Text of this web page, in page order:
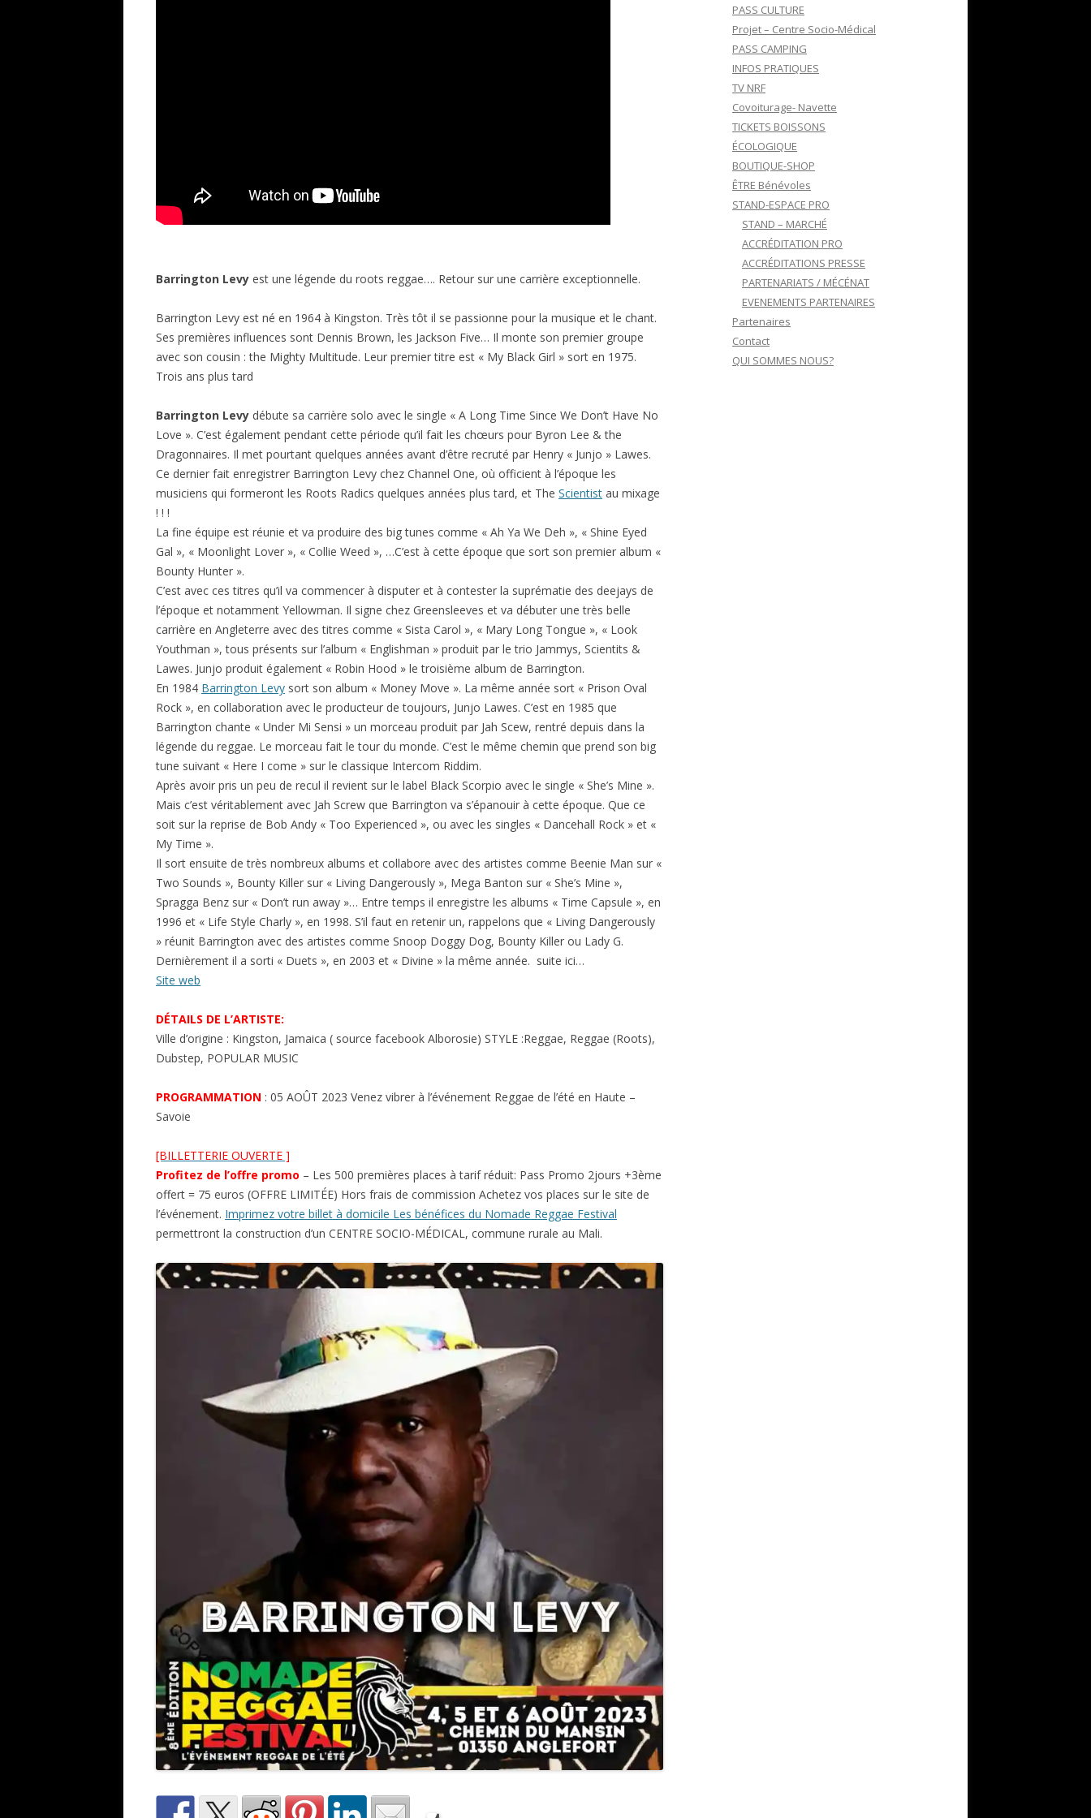
Barrington Levy est une légende du roots reggae…. Retour sur une carrière exceptionnelle.
Barrington Levy est né en 1964 à Kingston. Très tôt il se passionne pour la musique et le chant.
Ses premières influences sont Dennis Brown, les Jackson Five… Il monte son premier groupe
avec son cousin : the Mighty Multitude. Leur premier titre est « My Black Girl » sort en 1975.
Trois ans plus tard
Barrington Levy débute sa carrière solo avec le single « A Long Time Since We Don’t Have No
Love ». C’est également pendant cette période qu’il fait les chœurs pour Byron Lee & the
Dragonnaires. Il met pourtant quelques années avant d’être recruté par Henry « Junjo » Lawes.
Ce dernier fait enregistrer Barrington Levy chez Channel One, où officient à l’époque les
musiciens qui formeront les Roots Radics quelques années plus tard, et The Scientist au mixage
! ! !
La fine équipe est réunie et va produire des big tunes comme « Ah Ya We Deh », « Shine Eyed
Gal », « Moonlight Lover », « Collie Weed », …C’est à cette époque que sort son premier album «
Bounty Hunter ».
C’est avec ces titres qu’il va commencer à disputer et à contester la suprématie des deejays de
l’époque et notamment Yellowman. Il signe chez Greensleeves et va débuter une très belle
carrière en Angleterre avec des titres comme « Sista Carol », « Mary Long Tongue », « Look
Youthman », tous présents sur l’album « Englishman » produit par le trio Jammys, Scientits &
Lawes. Junjo produit également « Robin Hood » le troisième album de Barrington.
En 1984 Barrington Levy sort son album « Money Move ». La même année sort « Prison Oval
Rock », en collaboration avec le producteur de toujours, Junjo Lawes. C’est en 1985 que
Barrington chante « Under Mi Sensi » un morceau produit par Jah Scew, rentré depuis dans la
légende du reggae. Le morceau fait le tour du monde. C’est le même chemin que prend son big
tune suivant « Here I come » sur le classique Intercom Riddim.
Après avoir pris un peu de recul il revient sur le label Black Scorpio avec le single « She’s Mine ».
Mais c’est véritablement avec Jah Screw que Barrington va s’épanouir à cette époque. Que ce
soit sur la reprise de Bob Andy « Too Experienced », ou avec les singles « Dancehall Rock » et «
My Time ».
Il sort ensuite de très nombreux albums et collabore avec des artistes comme Beenie Man sur «
Two Sounds », Bounty Killer sur « Living Dangerously », Mega Banton sur « She’s Mine »,
Spragga Benz sur « Don’t run away »… Entre temps il enregistre les albums « Time Capsule », en
1996 et « Life Style Charly », en 1998. S’il faut en retenir un, rappelons que « Living Dangerously
» réunit Barrington avec des artistes comme Snoop Doggy Dog, Bounty Killer ou Lady G.
Dernièrement il a sorti « Duets », en 2003 et « Divine » la même année. suite ici…
Site web
DÉTAILS DE L’ARTISTE:
Ville d’origine : Kingston, Jamaica ( source facebook Alborosie) STYLE :Reggae, Reggae (Roots),
Dubstep, POPULAR MUSIC
PROGRAMMATION : 05 AOÛT 2023 Venez vibrer à l’événement Reggae de l’été en Haute –
Savoie
[BILLETTERIE OUVERTE ]
Profitez de l’offre promo – Les 500 premières places à tarif réduit: Pass Promo 2jours +3ème
offert = 75 euros (OFFRE LIMITÉE) Hors frais de commission Achetez vos places sur le site de
l’événement. Imprimez votre billet à domicile Les bénéfices du Nomade Reggae Festival
permettront la construction d’un CENTRE SOCIO-MÉDICAL, commune rurale au Mali.
PASS CULTURE
Projet – Centre Socio-Médical
PASS CAMPING
INFOS PRATIQUES
TV NRF
Covoiturage- Navette
TICKETS BOISSONS
ÉCOLOGIQUE
BOUTIQUE-SHOP
ÊTRE Bénévoles
STAND-ESPACE PRO
STAND – MARCHÉ
ACCRÉDITATION PRO
ACCRÉDITATIONS PRESSE
PARTENARIATS / MÉCÉNAT
EVENEMENTS PARTENAIRES
Partenaires
Contact
QUI SOMMES NOUS?